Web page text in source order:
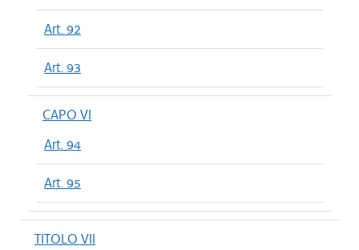
Art. 92
Art. 93
CAPO VI
Art. 94
Art. 95
TITOLO VII